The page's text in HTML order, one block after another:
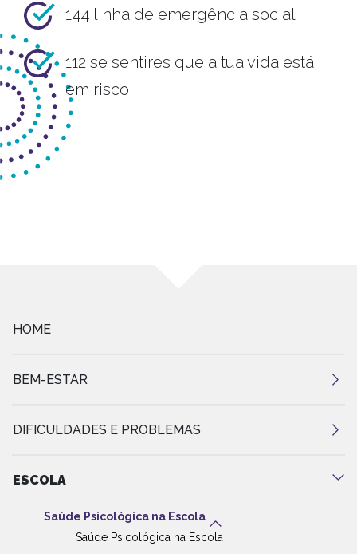
144 linha de emergência social
112 se sentires que a tua vida está
em risco
HOME
BEM-ESTAR
DIFICULDADES E PROBLEMAS
ESCOLA
Saúde Psicológica na Escola
Saúde Psicológica na Escola